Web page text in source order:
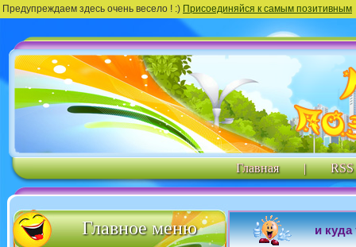
Предупреждаем здесь очень весело ! :) Присоединяйся к самым позитивным
Главная | RSS
Главное меню и куда